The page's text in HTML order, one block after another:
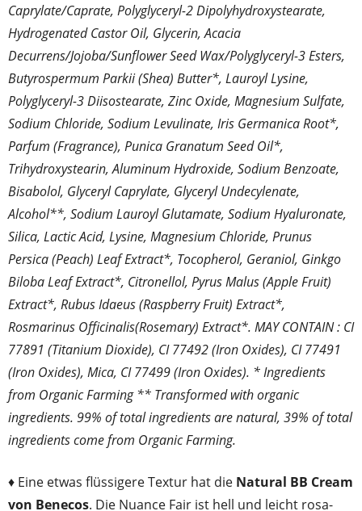
Caprylate/Caprate, Polyglyceryl-2 Dipolyhydroxystearate,
Hydrogenated Castor Oil, Glycerin, Acacia
Decurrens/Jojoba/Sunflower Seed Wax/Polyglyceryl-3 Esters,
Butyrospermum Parkii (Shea) Butter*, Lauroyl Lysine,
Polyglyceryl-3 Diisostearate, Zinc Oxide, Magnesium Sulfate,
Sodium Chloride, Sodium Levulinate, Iris Germanica Root*,
Parfum (Fragrance), Punica Granatum Seed Oil*,
Trihydroxystearin, Aluminum Hydroxide, Sodium Benzoate,
Bisabolol, Glyceryl Caprylate, Glyceryl Undecylenate,
Alcohol**, Sodium Lauroyl Glutamate, Sodium Hyaluronate,
Silica, Lactic Acid, Lysine, Magnesium Chloride, Prunus
Persica (Peach) Leaf Extract*, Tocopherol, Geraniol, Ginkgo
Biloba Leaf Extract*, Citronellol, Pyrus Malus (Apple Fruit)
Extract*, Rubus Idaeus (Raspberry Fruit) Extract*,
Rosmarinus Officinalis(Rosemary) Extract*. MAY CONTAIN : CI
77891 (Titanium Dioxide), CI 77492 (Iron Oxides), CI 77491
(Iron Oxides), Mica, CI 77499 (Iron Oxides). * Ingredients
from Organic Farming ** Transformed with organic
ingredients. 99% of total ingredients are natural, 39% of total
ingredients come from Organic Farming.
♦ Eine etwas flüssigere Textur hat die Natural BB Cream
von Benecos. Die Nuance Fair ist hell und leicht rosa-